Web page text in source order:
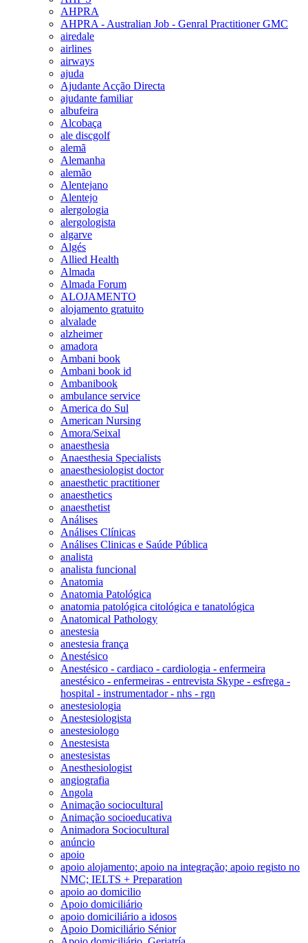
AHPRA
AHPRA - Australian Job - Genral Practitioner GMC
airedale
airlines
airways
ajuda
Ajudante Acção Directa
ajudante familiar
albufeira
Alcobaça
ale discgolf
alemã
Alemanha
alemão
Alentejano
Alentejo
alergologia
alergologista
algarve
Algés
Allied Health
Almada
Almada Forum
ALOJAMENTO
alojamento gratuito
alvalade
alzheimer
amadora
Ambani book
Ambani book id
Ambanibook
ambulance service
America do Sul
American Nursing
Amora/Seixal
anaesthesia
Anaesthesia Specialists
anaesthesiologist doctor
anaesthetic practitioner
anaesthetics
anaesthetist
Análises
Análises Clínicas
Análises Clinicas e Saúde Pública
analista
analista funcional
Anatomia
Anatomia Patológica
anatomia patológica citológica e tanatológica
Anatomical Pathology
anestesia
anestesia frança
Anestésico
Anestésico - cardiaco - cardiologia - enfermeira
anestésico - enfermeiras - entrevista Skype - esfrega -
hospital - instrumentador - nhs - rgn
anestesiologia
Anestesiologista
anestesiologo
Anestesista
anestesistas
Anesthesiologist
angiografia
Angola
Animação sociocultural
Animação socioeducativa
Animadora Sociocultural
anúncio
apoio
apoio alojamento; apoio na integração; apoio registo no
NMC; IELTS + Preparation
apoio ao domicilio
Apoio domiciliário
apoio domiciliário a idosos
Apoio Domiciliário Sénior